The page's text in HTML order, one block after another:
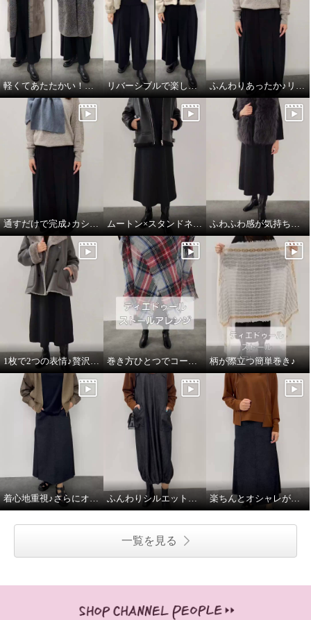
軽くてあたたかい！フェイクムートンジレ リバーシブルで楽しめる♪あったかフェイクムートン ふんわりあったか♪リネン×カシミヤの心地良さ
通すだけで完成♪カシミヤのごほうびマフラー ムートン×スタンドネックのこなれ感 ふわふわ感が気持ちいい♪大人の贅沢ベスト
巻き方ひとつでコーデがかわるストール♪ 柄が際立つ簡単巻き♪
着心地重視♪さらにオシャレ感あり
一覧を見る